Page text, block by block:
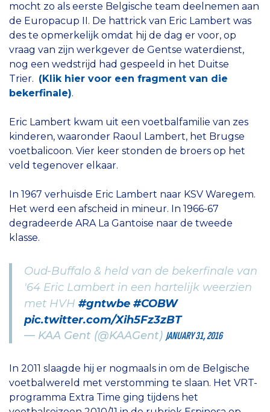
mocht zo als eerste Belgische team deelnemen aan
de Europacup II. De hattrick van Eric Lambert was
des te opmerkelijk omdat hij de dag er voor, op
vraag van zijn werkgever de Gentse waterdienst,
nog een wedstrijd had gespeeld in het Duitse
Trier. (Klik hier voor een fragment van die
bekerfinale).
Eric Lambert kwam uit een voetbalfamilie van zes
kinderen, waaronder Raoul Lambert, het Brugse
voetbalicoon. Vier keer stonden de broers op het
veld tegenover elkaar.
In 1967 verhuisde Eric Lambert naar KSV Waregem.
Het werd een afscheid in mineur. In 1966-67
degradeerde ARA La Gantoise naar de tweede
klasse.
Oud-Buffalo & held van de bekerfinale van
'64 Eric Lambert in een hartelijk weerzien
met HVH #gntwbe #COBW
pic.twitter.com/Xih5Fz3zBT
— KAA Gent (@KAAGent) JANUARY 31, 2016
In 2011 slaagde hij er nogmaals in om de Belgische
voetbalwereld met verstomming te slaan. Het VRT-
programma Extra Time ging tijdens het